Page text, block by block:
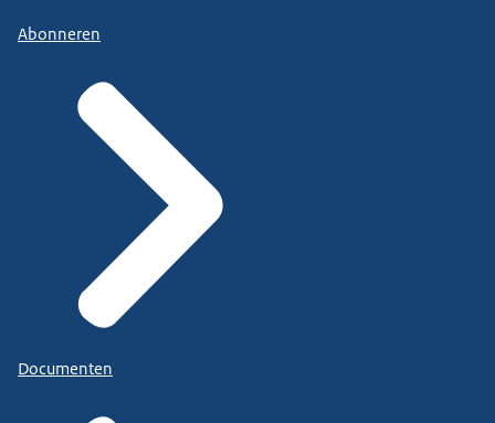
Abonneren
Documenten